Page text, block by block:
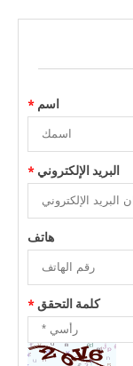
* اسم
* البريد الإلكتروني
هاتف
*كلمة التحقق